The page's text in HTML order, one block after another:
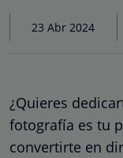
23 Abr 2024
¿Quieres
fotografía es tu
convertirte en